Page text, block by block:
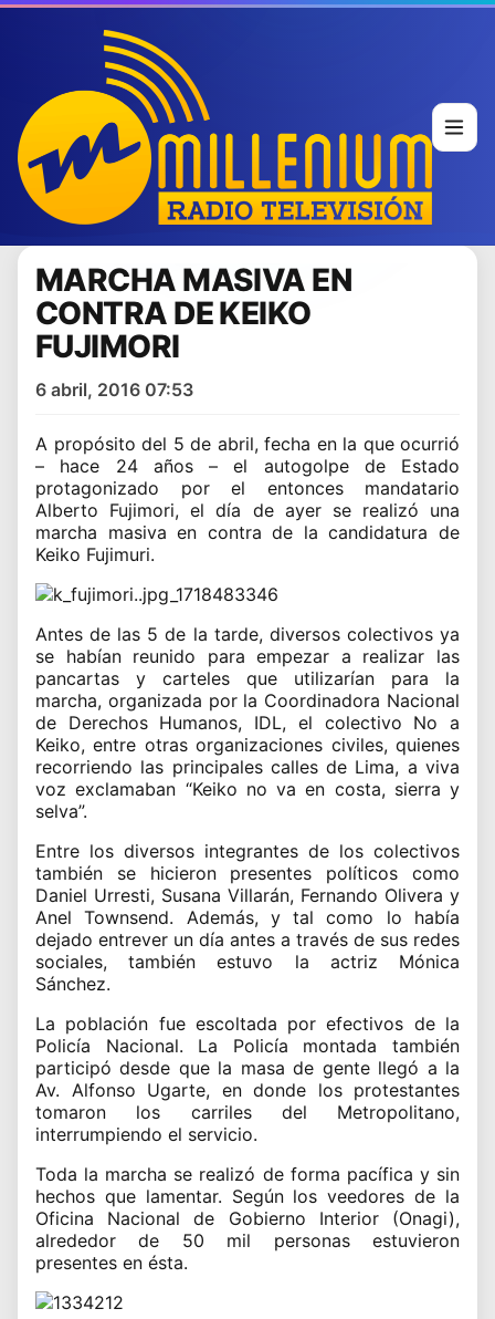
MARCHA MASIVA EN
CONTRA DE KEIKO
FUJIMORI
6 abril, 2016 07:53
A propósito del 5 de abril, fecha en la que ocurrió
– hace 24 años – el autogolpe de Estado
protagonizado por el entonces mandatario
Alberto Fujimori, el día de ayer se realizó una
marcha masiva en contra de la candidatura de
Keiko Fujimuri.
Antes de las 5 de la tarde, diversos colectivos ya
se habían reunido para empezar a realizar las
pancartas y carteles que utilizarían para la
marcha, organizada por la Coordinadora Nacional
de Derechos Humanos, IDL, el colectivo No a
Keiko, entre otras organizaciones civiles, quienes
recorriendo las principales calles de Lima, a viva
voz exclamaban “Keiko no va en costa, sierra y
selva”.
Entre los diversos integrantes de los colectivos
también se hicieron presentes políticos como
Daniel Urresti, Susana Villarán, Fernando Olivera y
Anel Townsend. Además, y tal como lo había
dejado entrever un día antes a través de sus redes
sociales, también estuvo la actriz Mónica
Sánchez.
La población fue escoltada por efectivos de la
Policía Nacional. La Policía montada también
participó desde que la masa de gente llegó a la
Av. Alfonso Ugarte, en donde los protestantes
tomaron los carriles del Metropolitano,
interrumpiendo el servicio.
Toda la marcha se realizó de forma pacífica y sin
hechos que lamentar. Según los veedores de la
Oficina Nacional de Gobierno Interior (Onagi),
alrededor de 50 mil personas estuvieron
presentes en ésta.